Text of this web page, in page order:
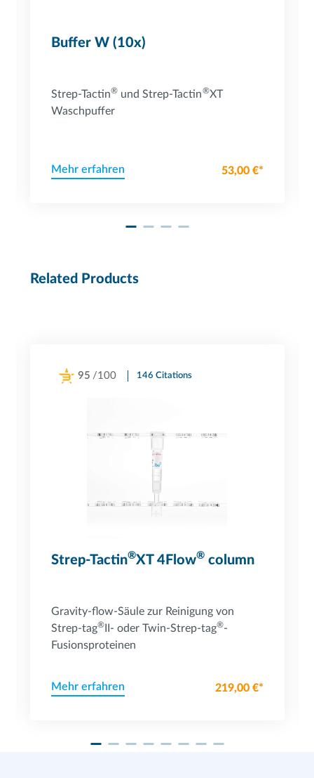
Buffer W (10x)
Strep-Tactin®und Strep-Tactin®XT
Waschpuffer
Mehr erfahren 53,00 €*
Related Products
95 /100 146 Citations
Strep-Tactin®XT 4Flow®column
Gravity-flow-Säule zur Reinigung von
Strep-tag®II- oder Twin-Strep-tag®-
Fusionsproteinen
Mehr erfahren 219,00 €*